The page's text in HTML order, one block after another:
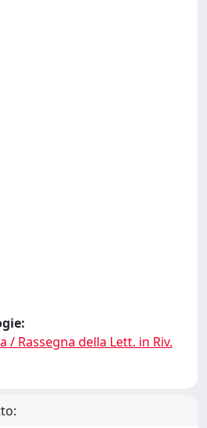
/ Rassegna della Lett. in Riv.